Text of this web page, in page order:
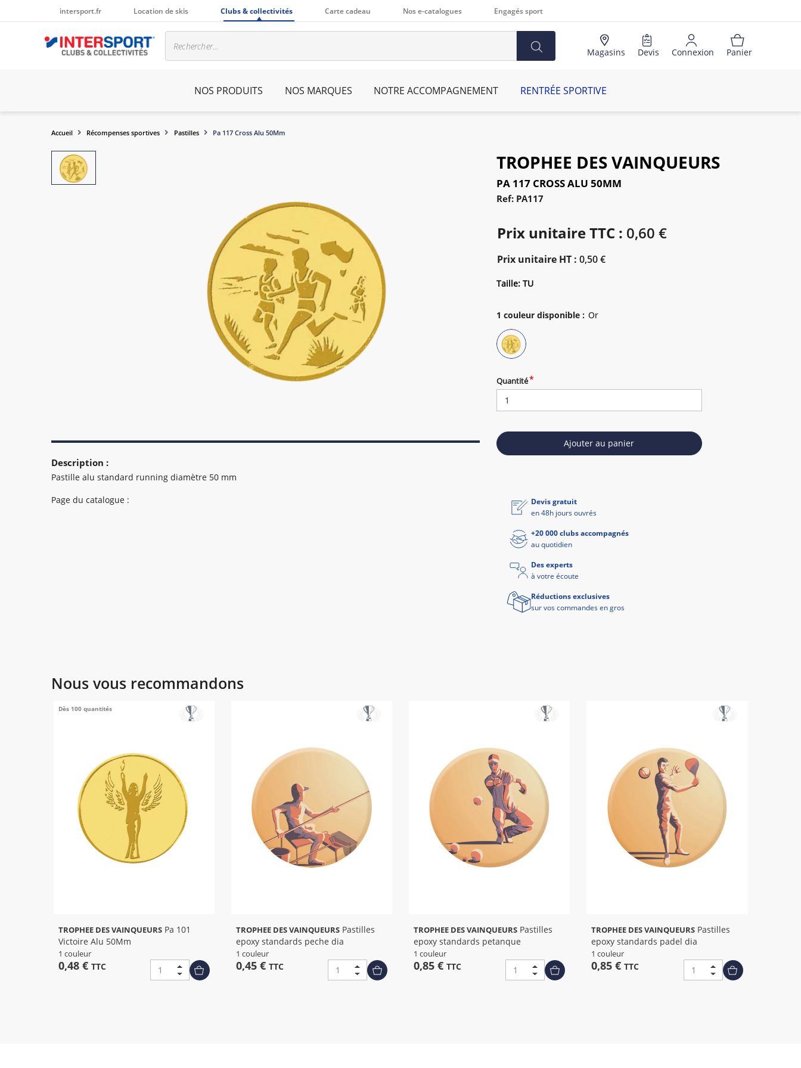
intersport.fr Location de skis Clubs & collectivités Carte cadeau Nos e-catalogues Engagés sport
Magasins Devis Connexion Panier
NOS PRODUITS NOS MARQUES NOTRE ACCOMPAGNEMENT RENTRÉE SPORTIVE
Accueil Récompenses sportives Pastilles Pa 117 Cross Alu 50Mm
TROPHEE DES VAINQUEURS
PA 117 CROSS ALU 50MM
Ref: PA117
Prix unitaire TTC : 0,60 €
Prix unitaire HT : 0,50 €
Taille: TU
1 couleur disponible:
Quantité
Ajouter au panier
Description :
Pastille alu standard running diamètre 50 mm
Page du catalogue :
Devis gratuit
en 48h jours ouvrés
+20 000 clubs accompagnés
au quotidien
Des experts
à votre écoute
Réductions exclusives
sur vos commandes en gros
Nous vous recommandons
Dès 100 quantités
TROPHEE DES VAINQUEURSPa 101
Victoire Alu 50Mm
1 couleur
0,48 € TTC
TROPHEE DES VAINQUEURSPastilles
epoxy standards peche dia
1 couleur
0,45 € TTC
TROPHEE DES VAINQUEURS
epoxy standards petanque
1 couleur
0,85 € TTC
TROPHEE DES VAINQUEURS
epoxy standards padel dia
1 couleur
0,85 €TTC